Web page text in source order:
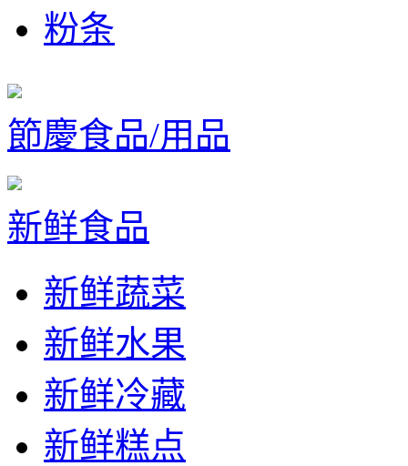
粉条
節慶食品/用品
新鲜食品
新鲜蔬菜
新鲜水果
新鲜冷藏
新鲜糕点